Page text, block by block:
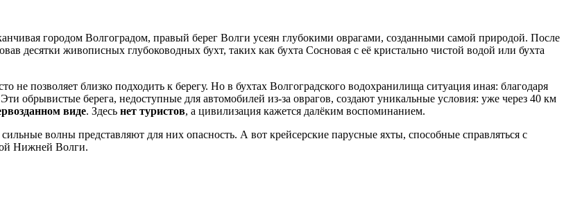
городом Волгоградом, правый берег Волги усеян глубокими оврагами, созданными самой природой. После
десятки живописных глубоководных бухт, таких как бухта Сосновая с её кристально чистой водой или бухта
не позволяет близко подходить к берегу. Но в бухтах Волгоградского водохранилища ситуация иная: благодаря
обрывистые берега, недоступные для автомобилей из-за оврагов, создают уникальные условия: уже через 40 км
виде. Здесь нет туристов, а цивилизация кажется далёким воспоминанием.
волны представляют для них опасность. А вот крейсерские парусные яхты, способные справляться с
Нижней Волги.